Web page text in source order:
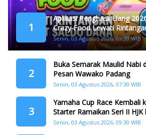
1
Aplikasi Penghasil Uang
Crazy Food Lewati
Dana
Senin, 03 Agustus 2026, 09:39 WIB
2
Buka Semarak Maulid Nabi
Pesan Wawako Padang
Senin, 03 Agustus 2026, 07:30 WIB
3
Yamaha Cup Race Kembali
Starter Ramaikan Seri II HJK
Senin, 03 Agustus 2026, 09:30 WIB